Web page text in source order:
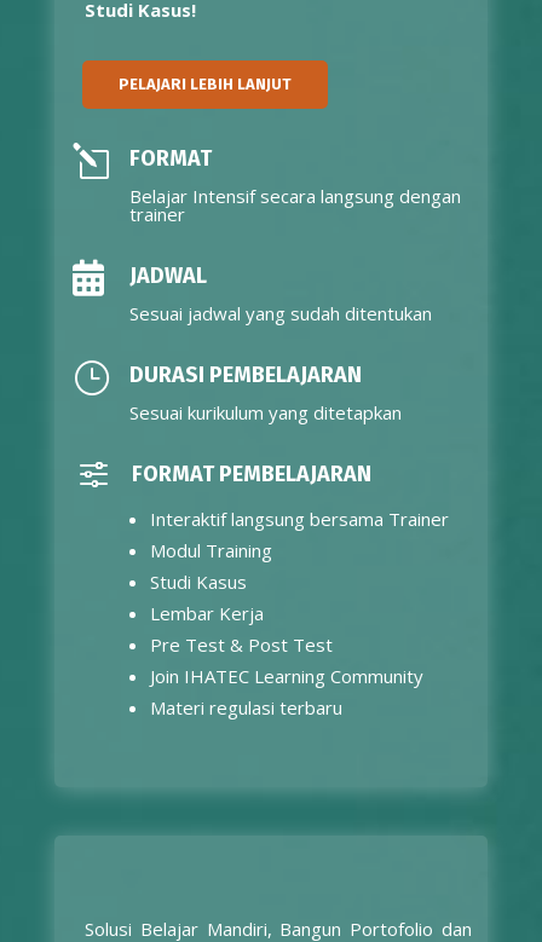
Studi Kasus!
PELAJARI LEBIH LANJUT
l FORMAT
Belajar Intensif secara langsung dengan
trainer
 JADWAL
Sesuai jadwal yang sudah ditentukan
} DURASI PEMBELAJARAN
Sesuai kurikulum yang ditetapkan
f FORMAT PEMBELAJARAN
Interaktif langsung bersama Trainer
Modul Training
Studi Kasus
Lembar Kerja
Pre Test & Post Test
Join IHATEC Learning Community
Materi regulasi terbaru
Solusi Belajar Mandiri, Bangun Portofolio dan